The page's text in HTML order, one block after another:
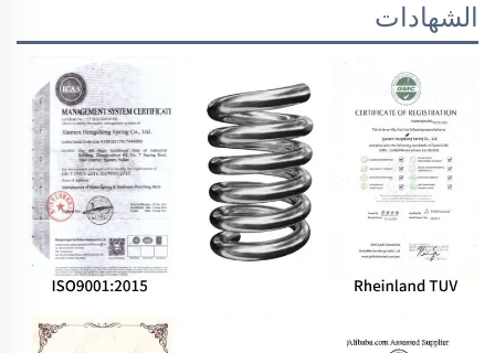
الشهادات